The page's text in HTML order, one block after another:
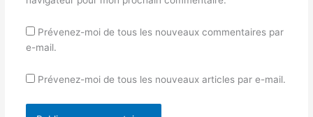
Prévenez-moi de tous les nouveaux commentaires par
e-mail.
Prévenez-moi de tous les nouveaux articles par e-mail.